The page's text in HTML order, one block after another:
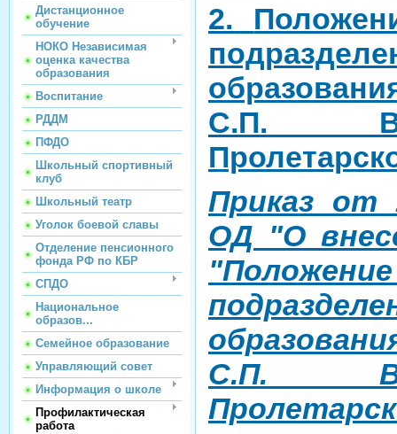
Дистанционное
обучение
НОКО Независимая
оценка качества
образования
Воспитание
РДДМ
ПФДО
Школьный спортивный
клуб
Школьный театр
Уголок боевой славы
Отделение пенсионного
фонда РФ по КБР
СПДО
Национальное
образов...
Семейное образование
Управляющий совет
Информация о школе
Профилактическая
работа
2.
С.П.
Приказ от
ОД "О
С.П.